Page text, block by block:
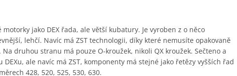
jako DEX řada, ale větší kubatury. Je vyroben z o něco
lehčí. Navíc má ZST technologii, díky které nemusíte opakovaně
druhou stranu má pouze O-kroužek, nikoli QX kroužek. Sečteno a
ale navíc má ZST, komponenty má stejné jako řetězy vyšších řad
428, 520, 525, 530, 630.